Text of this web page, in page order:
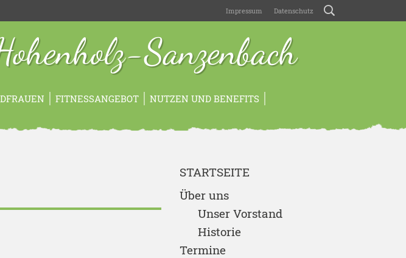
Impressum Datenschutz
Sanzenbach
FITNESSANGEBOT
NUTZEN UND BENEFITS
STARTSEITE
Über uns
Unser Vorstand
Historie
Termine